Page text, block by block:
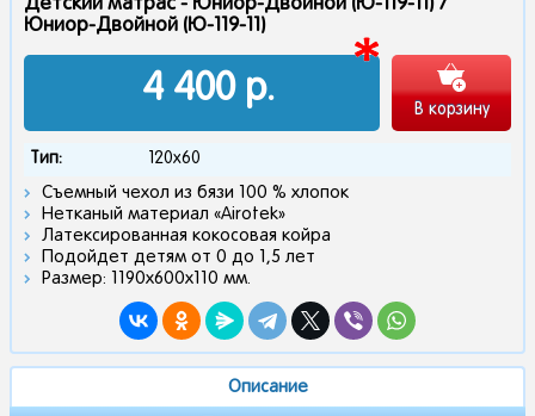
Детский матрас - Юниор-Двойной (Ю-119-11) /
Юниор-Двойной (Ю-119-11)
4 400р.
В корзину
Тип: 120x60
Съемный чехол из бязи 100 % хлопок
Нетканый материал «Airotek»
Латексированная кокосовая койра
Подойдет детям от 0 до 1,5 лет
Размер: 1190х600х110 мм.
Описание